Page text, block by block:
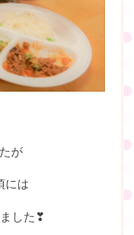
が
には
した❣